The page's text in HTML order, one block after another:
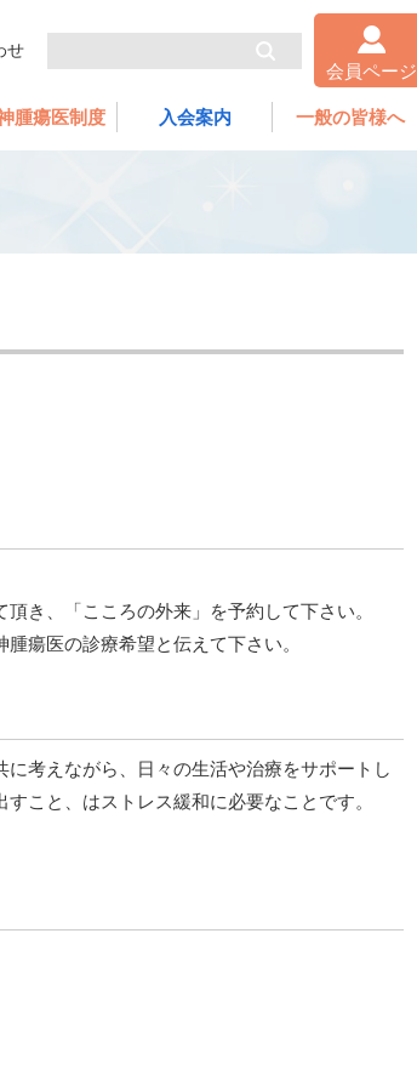
せ
会員ページ
腫瘍医制度 入会案内 一般の皆様へ
き、「こころの外来」を予約して下さい。
瘍医の診療希望と伝えて下さい。
考えながら、日々の生活や治療をサポートし
こと、はストレス緩和に必要なことです。